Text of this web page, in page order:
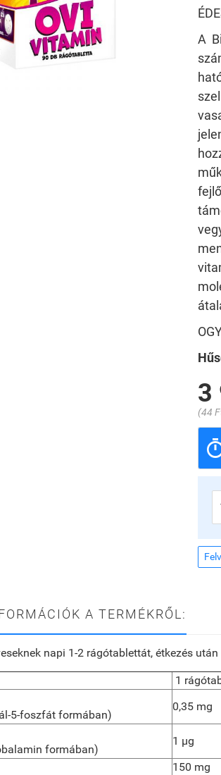
A
3
(44
A TERMÉKRŐL:
napi 1-2 rágótablettát, étkezés
1
5-foszfát formában)
0,35 mg
formában)
1 µg
150 mg